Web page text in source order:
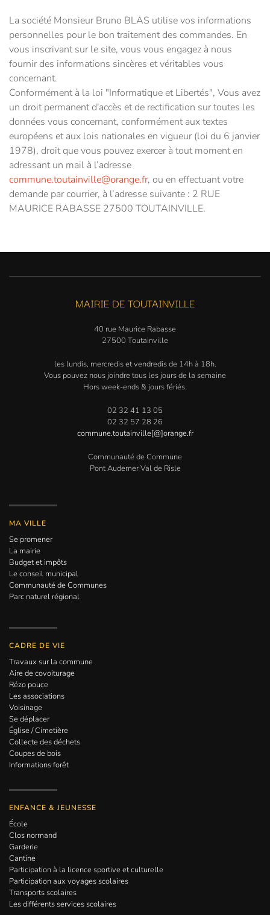
La société Monsieur Bruno BLAS utilise vos informations
personnelles pour le bon traitement des commandes. En
vous inscrivant sur le site, vous vous engagez à nous
fournir des informations sincères et véritables vous
concernant.
Conformément à la loi "Informatique et Libertés", Vous avez
un droit permanent d'accès et de rectification sur toutes les
données vous concernant, conformément aux textes
européens et aux lois nationales en vigueur (loi du 6 janvier
1978), droit que vous pouvez exercer à tout moment en
adressant un mail à l’adresse
commune.toutainville@orange.fr, ou en effectuant votre
demande par courrier, à l’adresse suivante : 2 RUE
MAURICE RABASSE 27500 TOUTAINVILLE.
MAIRIE DE TOUTAINVILLE
40 rue Maurice Rabasse
27500 Toutainville
les lundis, mercredis et vendredis de 14h à 18h.
Vous pouvez nous joindre tous les jours de la semaine
Hors week-ends & jours fériés.
02 32 41 13 05
02 32 57 28 26
commune.toutainville[@]orange.fr
Communauté de Commune
Pont Audemer Val de Risle
MA VILLE
Se promener
La mairie
Budget et impôts
Le conseil municipal
Communauté de Communes
Parc naturel régional
CADRE DE VIE
Travaux sur la commune
Aire de covoiturage
Rézo pouce
Les associations
Voisinage
Se déplacer
Église / Cimetière
Collecte des déchets
Coupes de bois
Informations forêt
ENFANCE & JEUNESSE
École
Clos normand
Garderie
Cantine
Participation à la licence sportive et culturelle
Participation aux voyages scolaires
Transports scolaires
Les différents services scolaires